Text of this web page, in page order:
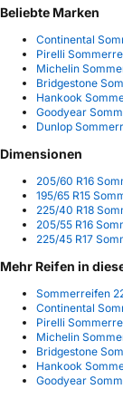
Beliebte Marken
Continental
Pirelli
Michelin
Bridgestone
Hankook
Goodyear
Dunlop
Dimensionen
205/60 R16
195/65 R15
225/40 R18
205/55 R16
225/45 R17
Mehr Reifen in
Sommerreifen
Continental
Pirelli
Michelin
Bridgestone
Hankook
Goodyear